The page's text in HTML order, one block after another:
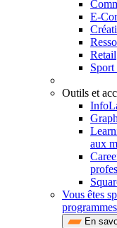
E-
Retail
Sport
Outils et
aux
Vous êtes
En